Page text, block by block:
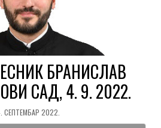
БРАНИСЛАВ
САД, 4. 9. 2022.
СЕПТЕМБАР 2022.